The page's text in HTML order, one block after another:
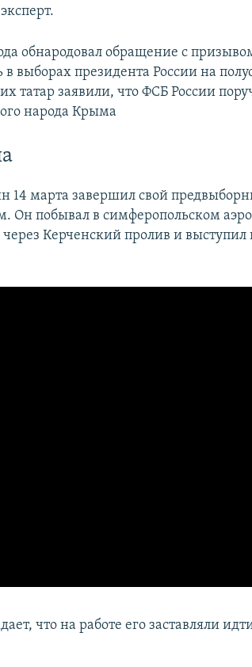
эксперт.
обнародовал обращение с
выборах президента России на
татар заявили, что ФСБ России
народа Крыма
14 марта завершил свой
побывал в симферопольском
через Керченский пролив и выступил
что на работе его заставляли